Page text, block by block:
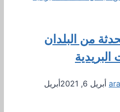
من البلدان
أبريل 6, 2021
أبريل